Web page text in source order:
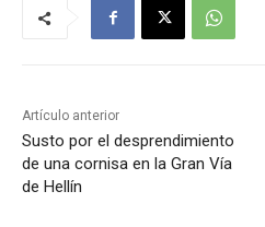
Artículo anterior
Susto por el desprendimiento
de una cornisa en la Gran Vía
de Hellín